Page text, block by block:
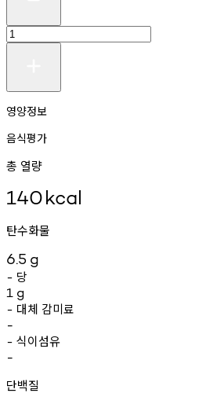
영양정보
음식평가
총 열량
140kcal
탄수화물
6.5 g
- 당
1 g
- 대체 감미료
-
- 식이섬유
-
단백질